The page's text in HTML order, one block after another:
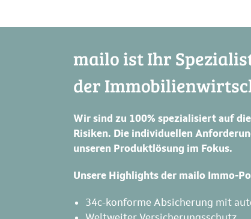
mailo ist Ihr
der
Wir sind zu 100% spezialisiert auf
Risiken. Die individuellen
unseren Produktlösung im Fokus.
Unsere Highlights der mailo Immo-
34c-konforme Absicherung mit